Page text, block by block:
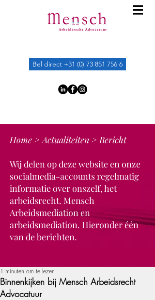
Bel direct +31 (0) 73 851 756 6
Home >Actualiteiten > Bericht
Wij delen op deze website en onze
socialmedia-accounts regelmatig
informatie over onszelf, het
arbeidsrecht. Mensch
Arbeidsmediation en
arbeidsmediation. Hieronder één
van de berichten.
Binnenkijken bij Mensch Arbeidsrecht
Advocatuur
1 minuten om te lezen